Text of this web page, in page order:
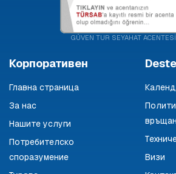
GÜVEN TUR SEYAHAT
Корпоративен
Главна страница
За нас
Нашите услуги
Потребителско
споразумение
Визи